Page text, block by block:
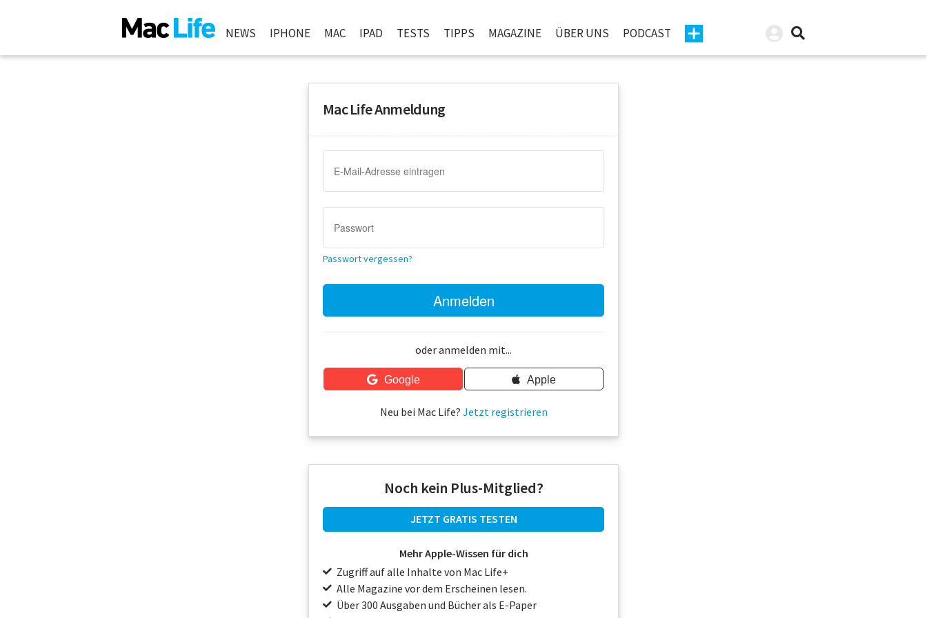
NEWS IPHONE MAC IPAD TESTS TIPPS MAGAZINE ÜBER UNS PODCAST
Mac Life Anmeldung
Passwort vergessen?
oder anmelden mit...
Google Apple
Neu bei Mac Life? Jetzt registrieren
Noch kein Plus-Mitglied?
JETZT GRATIS TESTEN
Mehr Apple-Wissen für dich
Zugriff auf alle Inhalte von Mac Life+
Alle Magazine vor dem Erscheinen lesen.
Über 300 Ausgaben und Bücher als E-Paper